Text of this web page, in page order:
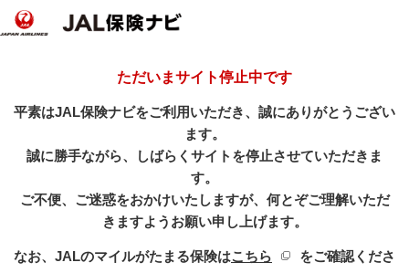
ただいまサイト停止中です
平素はJAL保険ナビをご利用いただき、誠にありがとうござい
ます。
誠に勝手ながら、しばらくサイトを停止させていただきま
す。
ご不便、ご迷惑をおかけいたしますが、何とぞご理解いただ
きますようお願い申し上げます。
なお、JALのマイルがたまる保険はこちら 新規ウィンドウを開
をご確認くださ